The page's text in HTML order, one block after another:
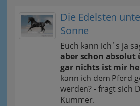
Die Edelsten
Sonne
Euch kann ich´s ja
aber schon absolut
gar nichts ist mir
kann ich dem Pferd
werden? - fragt sich
Kummer.